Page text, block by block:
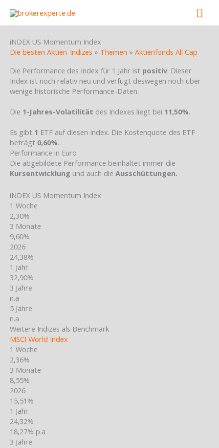
content
iNDEX US Momentum Index
Die besten Aktien-Indizes » Themen » Aktienfonds All Cap
Die Performance des Index für 1 Jahr ist positiv. Dieser
Index ist noch relativ neu und verfügt deswegen noch über
wenige historische Performance-Daten.
Die 1-Jahres-Volatilität des Indexes liegt bei 11,50%.
Es gibt 1 ETF auf diesen Index. Die Kostenquote des ETF
beträgt 0,60%.
Performance in Euro
Die abgebildete Performance beinhaltet immer die
Kursentwicklung und auch die Ausschüttungen.
iNDEX US Momentum Index
1 Woche
2,30%
3 Monate
9,60%
2026
24,38%
1 Jahr
32,90%
3 Jahre
n.a
5 Jahre
n.a
Weitere Indizes als Benchmark
MSCI World Index
1 Woche
2,36%
3 Monate
8,55%
2026
15,51%
1 Jahr
24,32%
18,27% p.a
3 Jahre